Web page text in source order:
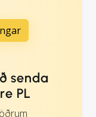
senda
PL